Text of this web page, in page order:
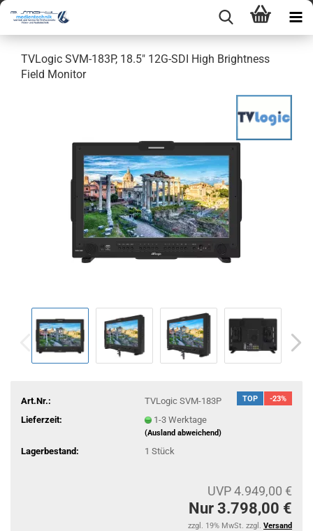
TVLogic SVM-183P, 18.5" 12G-SDI High Brightness
Field Monitor
TOP -23%
Art.Nr.:
TVLogic SVM-183P
Lieferzeit:
1-3 Werktage
(Ausland abweichend)
Lagerbestand: 1 Stück
UVP 4.949,00 €
Nur 3.798,00 €
zzgl. 19% MwSt. zzgl. Versand